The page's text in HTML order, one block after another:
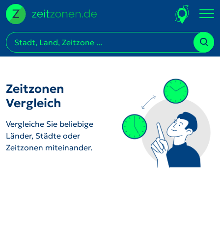
Zeitzonen
Vergleich
Vergleiche Sie beliebige
Länder, Städte oder
Zeitzonen miteinander.